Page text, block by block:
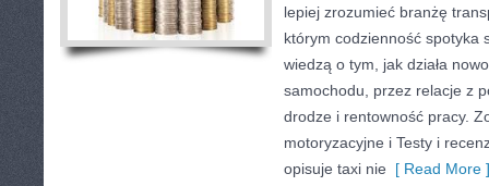
lepiej zrozumieć branżę
którym codzienność spotyka
wiedzą o tym, jak działa
samochodu, przez relacje z
drodze i rentowność pracy.
motoryzacyjne i Testy i
opisuje taxi nie [ Read More ]